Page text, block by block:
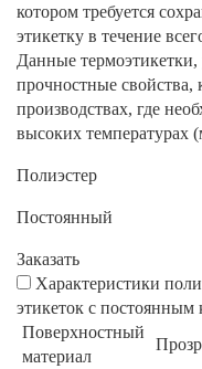
котором требуется
этикетку в течение
Данные
прочностные свойства,
производствах, где
высоких температурах
Полиэстер
Постоянный
Заказать
Характеристики
этикеток с постоянным
Поверхностный
материал